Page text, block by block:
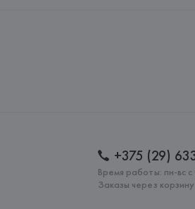
+375 (29)
Время работы: пн-вс
Заказы через